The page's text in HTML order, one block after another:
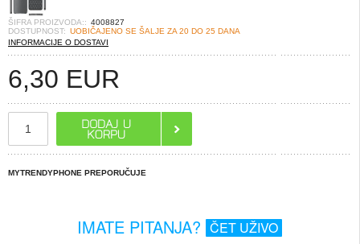
ŠIFRA PROIZVODA:: 4008827
DOSTUPNOST: UOBIČAJENO SE ŠALJE ZA 20 DO 25 DANA
INFORMACIJE O DOSTAVI
6,30 EUR
MYTRENDYPHONE PREPORUČUJE
IMATE PITANJA? ČET UŽIVO